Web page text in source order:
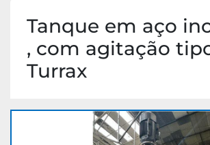
Tanque em aço
, com agitação
Turrax